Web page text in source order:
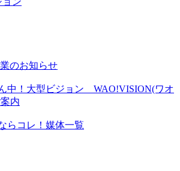
のお知らせ
中！大型ビジョン WAO!VISION(ワオ
内
らコレ！媒体一覧